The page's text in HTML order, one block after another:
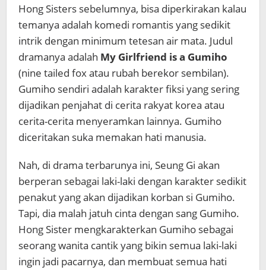
Hong Sisters sebelumnya, bisa diperkirakan kalau
temanya adalah komedi romantis yang sedikit
intrik dengan minimum tetesan air mata. Judul
dramanya adalah My Girlfriend is a Gumiho
(nine tailed fox atau rubah berekor sembilan).
Gumiho sendiri adalah karakter fiksi yang sering
dijadikan penjahat di cerita rakyat korea atau
cerita-cerita menyeramkan lainnya. Gumiho
diceritakan suka memakan hati manusia.
Nah, di drama terbarunya ini, Seung Gi akan
berperan sebagai laki-laki dengan karakter sedikit
penakut yang akan dijadikan korban si Gumiho.
Tapi, dia malah jatuh cinta dengan sang Gumiho.
Hong Sister mengkarakterkan Gumiho sebagai
seorang wanita cantik yang bikin semua laki-laki
ingin jadi pacarnya, dan membuat semua hati